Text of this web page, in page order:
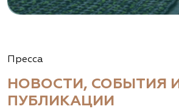
Пресса
НОВОСТИ, СОБЫТИЯ И
ПУБЛИКАЦИИ